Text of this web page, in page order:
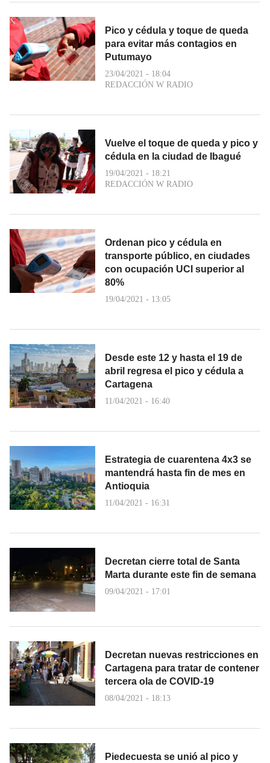
Pico y cédula y toque de queda
para evitar más contagios en
Putumayo
23/04/2021 - 18:04
REDACCIÓN W RADIO
Vuelve el toque de queda y pico y
cédula en la ciudad de Ibagué
19/04/2021 - 18:21
REDACCIÓN W RADIO
Ordenan pico y cédula en
transporte público, en ciudades
con ocupación UCI superior al
80%
19/04/2021 - 13:05
Desde este 12 y hasta el 19 de
abril regresa el pico y cédula a
Cartagena
11/04/2021 - 16:40
Estrategia de cuarentena 4x3 se
mantendrá hasta fin de mes en
Antioquia
11/04/2021 - 16:31
Decretan cierre total de Santa
Marta durante este fin de semana
09/04/2021 - 17:01
Decretan nuevas restricciones en
Cartagena para tratar de contener
tercera ola de COVID-19
08/04/2021 - 18:13
Piedecuesta se unió al pico y